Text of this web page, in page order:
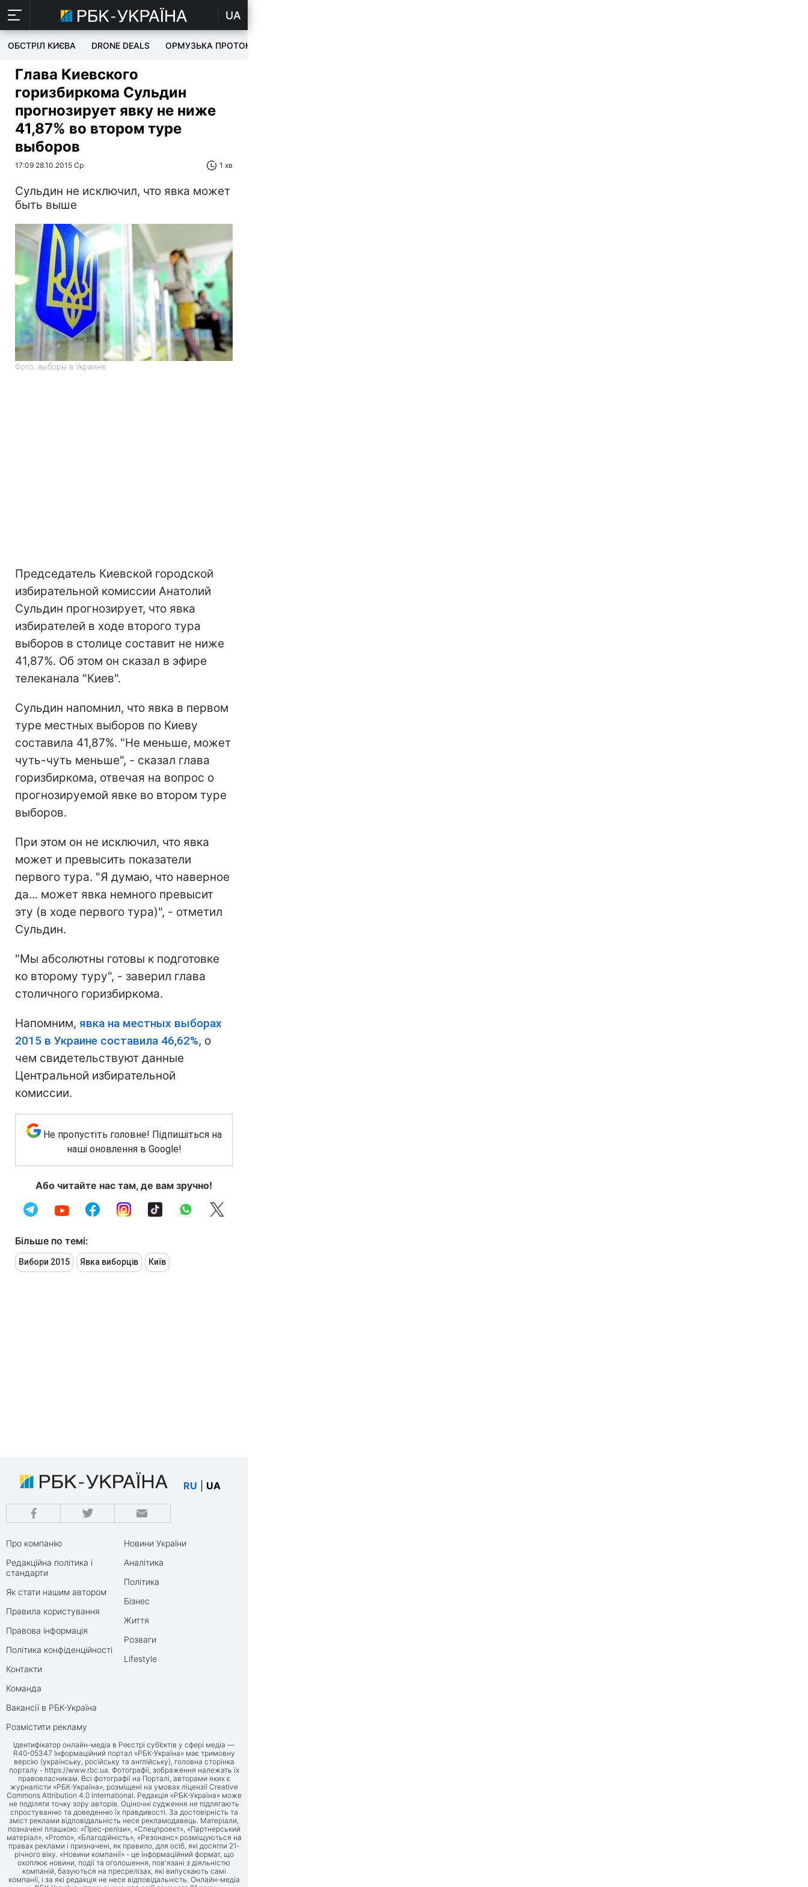
UA
ОБСТРІЛ КИЄВА DRONE DEALS ОРМУЗЬКА ПРОТОКА
Глава Киевского
горизбиркома Сульдин
прогнозирует явку не ниже
41,87% во втором туре
выборов
17:09 28.10.2015 Ср 1 хв
Сульдин не исключил, что явка может
быть выше
Фото: выборы в Украине
Председатель Киевской городской
избирательной комиссии Анатолий
Сульдин прогнозирует, что явка
избирателей в ходе второго тура
выборов в столице составит не ниже
41,87%. Об этом он сказал в эфире
телеканала "Киев".
Сульдин напомнил, что явка в первом
туре местных выборов по Киеву
составила 41,87%. "Не меньше, может
чуть-чуть меньше", - сказал глава
горизбиркома, отвечая на вопрос о
прогнозируемой явке во втором туре
выборов.
При этом он не исключил, что явка
может и превысить показатели
первого тура. "Я думаю, что наверное
да... может явка немного превысит
эту (в ходе первого тура)", - отметил
Сульдин.
"Мы абсолютны готовы к подготовке
ко второму туру", - заверил глава
столичного горизбиркома.
Напомним, явка на местных выборах
2015 в Украине составила 46,62%, о
чем свидетельствуют данные
Центральной избирательной
комиссии.
Не пропустіть головне! Підпишіться на
наші оновлення в Google!
Або читайте нас там, де вам зручно!
Більше по темі:
Вибори 2015 Явка виборців Київ
RU UA
Про компанію
Редакційна політика і
стандарти
Як стати нашим автором
Правила користування
Правова інформація
Політика конфіденційності
Контакти
Команда
Вакансії в РБК-Україна
Розмістити рекламу
Новини України
Аналітика
Політика
Бізнес
Життя
Розваги
Lifestyle
Ідентифікатор онлайн-медіа в Реєстрі суб’єктів у сфері медіа —
R40-05347 Інформаційний портал «РБК-Україна» має тримовну
версію (українську, російську та англійську), головна сторінка
порталу - https://www.rbc.ua. Фотографії, зображення належать їх
правовласникам. Всі фотографії на Порталі, авторами яких є
журналісти «РБК-Україна», розміщені на умовах ліцензії Creative
Commons Attribution 4.0 International. Редакція «РБК-Україна» може
не поділяти точку зору авторів. Оціночні судження не підлягають
спростуванню та доведенню їх правдивості. За достовірність та
зміст реклами відповідальність несе рекламодавець. Матеріали,
позначені плашкою: «Прес-релізи», «Спецпроект», «Партнерський
матеріал», «Promo», «Благодійність», «Резонанс» розміщуються на
правах реклами і призначені, як правило, для осіб, які досягли 21-
річного віку. «Новини компанії» - це інформаційний формат, що
охоплює новини, події та оголошення, пов'язані з діяльністю
компаній, базуються на пресрелізах, які випускають самі
компанії, і за які редакція не несе відповідальність. Онлайн-медіа